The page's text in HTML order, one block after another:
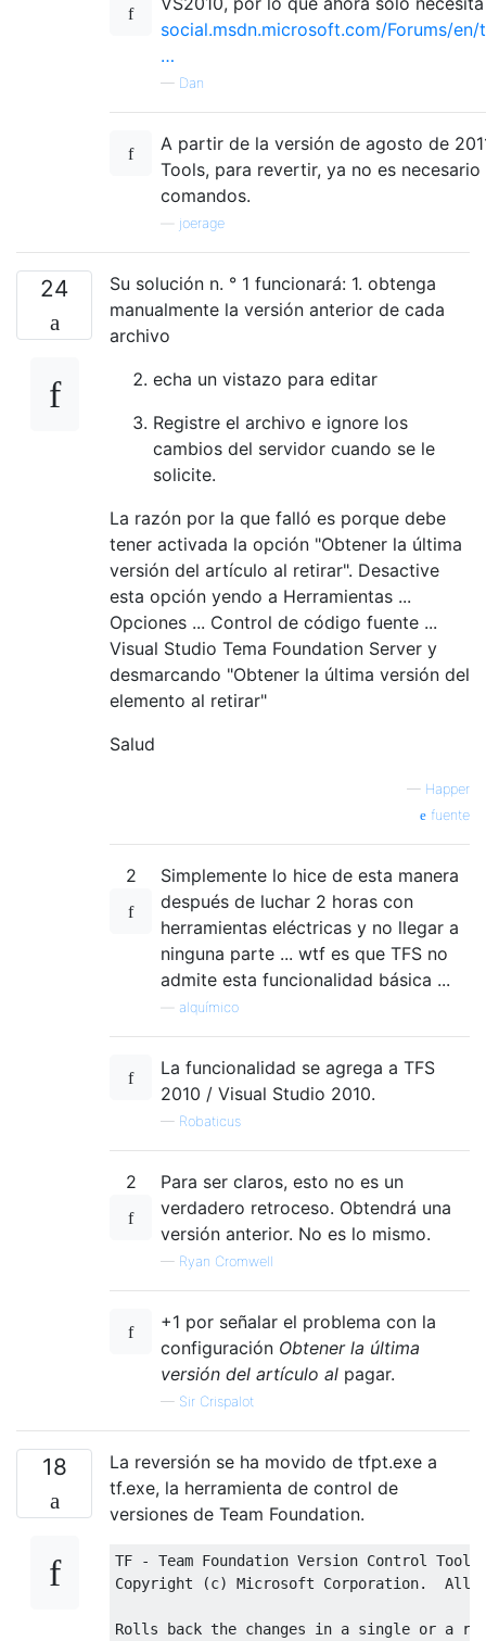
social.msdn.microsoft.com/Forums/
…
— Dan
A partir de la versión de agosto de
Tools, para revertir, ya no es
comandos.
joerage
24
Su solución n. ° 1 funcionará: 1. obtenga
manualmente la versión anterior de cada
archivo
echa un vistazo para editar
Registre el archivo e ignore los
cambios del servidor cuando se le
solicite.
La razón por la que falló es porque debe
tener activada la opción "Obtener la última
versión del artículo al retirar". Desactive
esta opción yendo a Herramientas ...
Opciones ... Control de código fuente ...
Visual Studio Tema Foundation Server y
desmarcando "Obtener la última versión del
elemento al retirar"
Salud
— Happer
fuente
2
Simplemente lo hice de esta manera
después de luchar 2 horas con
herramientas eléctricas y no llegar a
ninguna parte ... wtf es que TFS no
admite esta funcionalidad básica ...
alquímico
La funcionalidad se agrega a TFS
2010 / Visual Studio 2010.
— Robaticus
2
Para ser claros, esto no es un
verdadero retroceso. Obtendrá una
versión anterior. No es lo mismo.
— Ryan Cromwell
+1 por señalar el problema con la
configuración Obtener la última
versión del artículo al pagar.
— Sir Crispalot
18
La reversión se ha movido de tfpt.exe a
tf.exe, la herramienta de control de
versiones de Team Foundation.
TF - Team Foundation Version Control
Copyright (c) Microsoft Corporation.  All
Rolls back the changes in a single or a